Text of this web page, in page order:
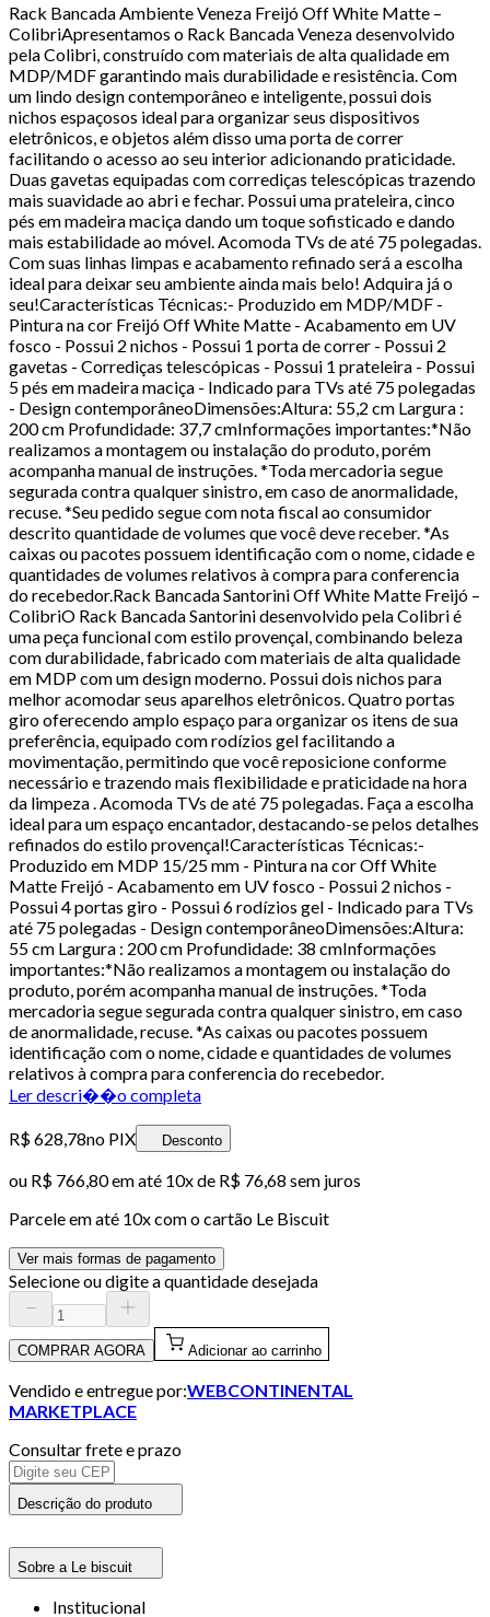
Rack Bancada Ambiente Veneza Freijó Off White Matte –
ColibriApresentamos o Rack Bancada Veneza desenvolvido
pela Colibri, construído com materiais de alta qualidade em
MDP/MDF garantindo mais durabilidade e resistência. Com
um lindo design contemporâneo e inteligente, possui dois
nichos espaçosos ideal para organizar seus dispositivos
eletrônicos, e objetos além disso uma porta de correr
facilitando o acesso ao seu interior adicionando praticidade.
Duas gavetas equipadas com corrediças telescópicas trazendo
mais suavidade ao abri e fechar. Possui uma prateleira, cinco
pés em madeira maciça dando um toque sofisticado e dando
mais estabilidade ao móvel. Acomoda TVs de até 75 polegadas.
Com suas linhas limpas e acabamento refinado será a escolha
ideal para deixar seu ambiente ainda mais belo! Adquira já o
seu!Características Técnicas:- Produzido em MDP/MDF -
Pintura na cor Freijó Off White Matte - Acabamento em UV
fosco - Possui 2 nichos - Possui 1 porta de correr - Possui 2
gavetas - Corrediças telescópicas - Possui 1 prateleira - Possui
5 pés em madeira maciça - Indicado para TVs até 75 polegadas
- Design contemporâneoDimensões:Altura: 55,2 cm Largura :
200 cm Profundidade: 37,7 cmInformações importantes:*Não
realizamos a montagem ou instalação do produto, porém
acompanha manual de instruções. *Toda mercadoria segue
segurada contra qualquer sinistro, em caso de anormalidade,
recuse. *Seu pedido segue com nota fiscal ao consumidor
descrito quantidade de volumes que você deve receber. *As
caixas ou pacotes possuem identificação com o nome, cidade e
quantidades de volumes relativos à compra para conferencia
do recebedor.Rack Bancada Santorini Off White Matte Freijó –
ColibriO Rack Bancada Santorini desenvolvido pela Colibri é
uma peça funcional com estilo provençal, combinando beleza
com durabilidade, fabricado com materiais de alta qualidade
em MDP com um design moderno. Possui dois nichos para
melhor acomodar seus aparelhos eletrônicos. Quatro portas
giro oferecendo amplo espaço para organizar os itens de sua
preferência, equipado com rodízios gel facilitando a
movimentação, permitindo que você reposicione conforme
necessário e trazendo mais flexibilidade e praticidade na hora
da limpeza . Acomoda TVs de até 75 polegadas. Faça a escolha
ideal para um espaço encantador, destacando-se pelos detalhes
refinados do estilo provençal!Características Técnicas:-
Produzido em MDP 15/25 mm - Pintura na cor Off White
Matte Freijó - Acabamento em UV fosco - Possui 2 nichos -
Possui 4 portas giro - Possui 6 rodízios gel - Indicado para TVs
até 75 polegadas - Design contemporâneoDimensões:Altura:
55 cm Largura : 200 cm Profundidade: 38 cmInformações
importantes:*Não realizamos a montagem ou instalação do
produto, porém acompanha manual de instruções. *Toda
mercadoria segue segurada contra qualquer sinistro, em caso
de anormalidade, recuse. *As caixas ou pacotes possuem
identificação com o nome, cidade e quantidades de volumes
relativos à compra para conferencia do recebedor.
Ler descri��o completa
R$ 628,78no PIX Desconto
ou R$ 766,80em até 10x de R$ 76,68 sem juros
Parcele em até 10x com o cartão Le Biscuit
Ver mais formas de pagamento
Selecione ou digite a quantidade desejada
COMPRAR AGORA Adicionar ao carrinho
Vendido e entregue por:WEBCONTINENTAL
MARKETPLACE
Consultar frete e prazo
Descrição do produto
Sobre a Le biscuit
Institucional